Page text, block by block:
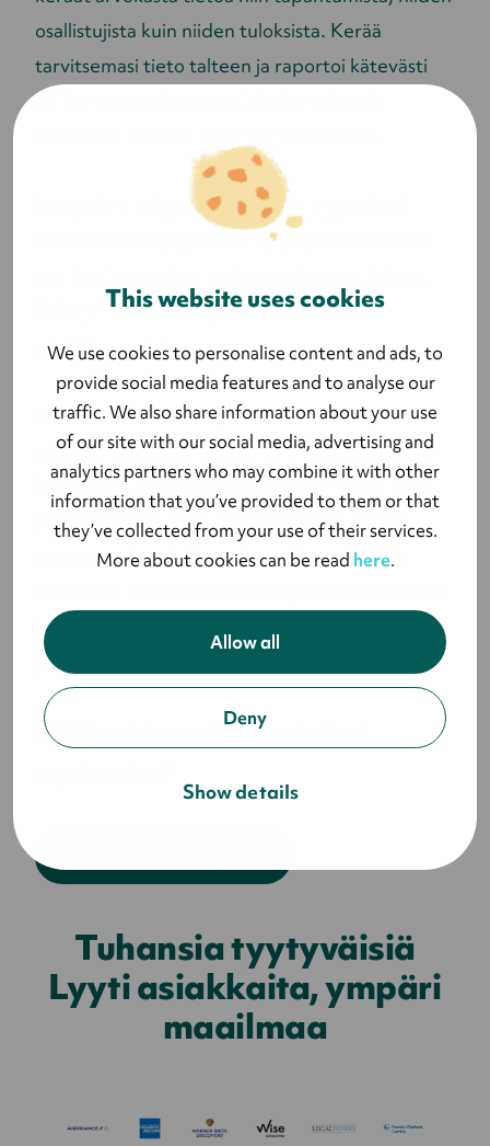
This website uses cookies
We use cookies to personalise content and ads, to
provide social media features and to analyse our
traffic. We also share information about your use
of our site with our social media, advertising and
analytics partners who may combine it with other
information that you’ve provided to them or that
they’ve collected from your use of their services.
More about cookies can be read here.
Allow all
Deny
Show details
osallistujista kuin niiden tuloksista. Kerää
tarvitsemasi tieto talteen ja raportoi kätevästi
online-raporttien avulla jokaiselle tietoja
Integroimalla Lyytin puolestaan myynnin tai
markkinoinnin järjestelmiin pystyt seuraamaan
Kuka jäi liidin tasolle ja kenestä kuoriutui
elinikäinen asiakas.
Mittaamalla kaikkia tapahtumia samalla tavalla
pystyt myös vertailemaan erilaisia tapahtumia
keskenään. Mitkä tapahtumat toimivat ja mitä
parannettavaa niistä löytyy? Kokeile kerätä
palautetta Lyytin Experience Value Scoren
kyselytyökalu on jokaisen tapahtumajärjestäjän
paras kaveri.
Jäikö jotain kysyttävää Lyytistä tai
Tuhansia tyytyväisiä
Lyyti asiakkaita, ympäri
maailmaa